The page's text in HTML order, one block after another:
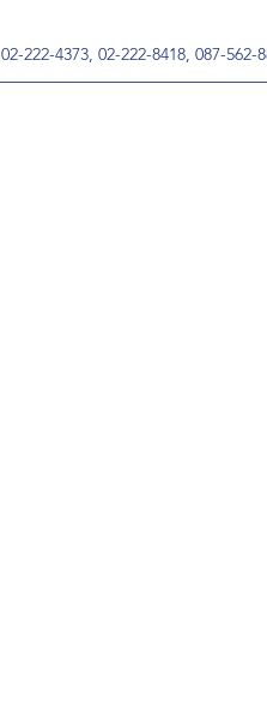
02-222-4373, 02-222-8418, 087-562-